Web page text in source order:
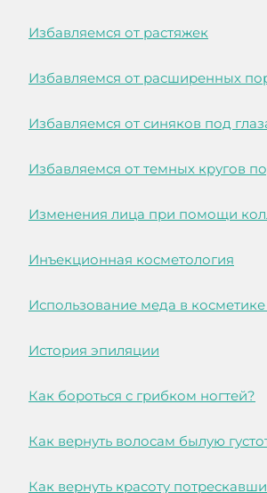
Избавляемся от растяжек
Избавляемся от расширенных
Избавляемся от синяков под
Избавляемся от темных кругов
Изменения лица при помощи
Инъекционная косметология
Использование меда в
История эпиляции
Как бороться с грибком ногтей?
Как вернуть волосам былую
Как вернуть красоту